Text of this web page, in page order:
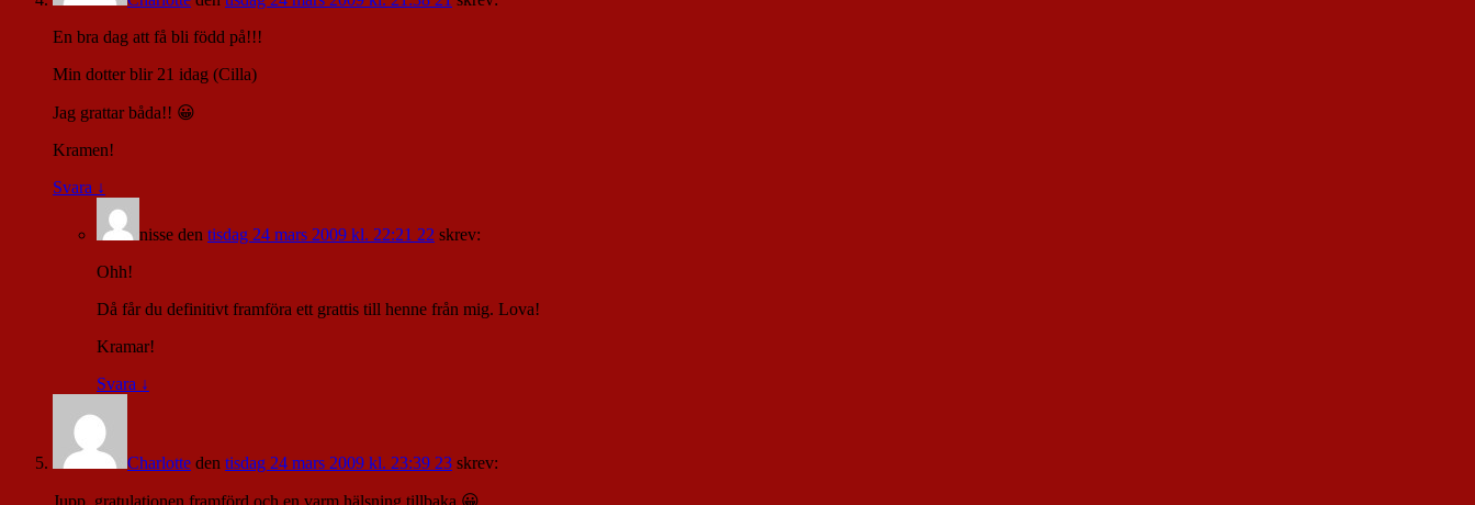
En bra dag att få bli född på!!!
Min dotter blir 21 idag (Cilla)
Jag grattar båda!! 😀
Kramen!
Svara ↓
nisse den tisdag 24 mars 2009 kl. 22:21 22 skrev:
Ohh!
Då får du definitivt framföra ett grattis till henne från mig. Lova!
Kramar!
Svara ↓
Charlotte den tisdag 24 mars 2009 kl. 23:39 23 skrev: